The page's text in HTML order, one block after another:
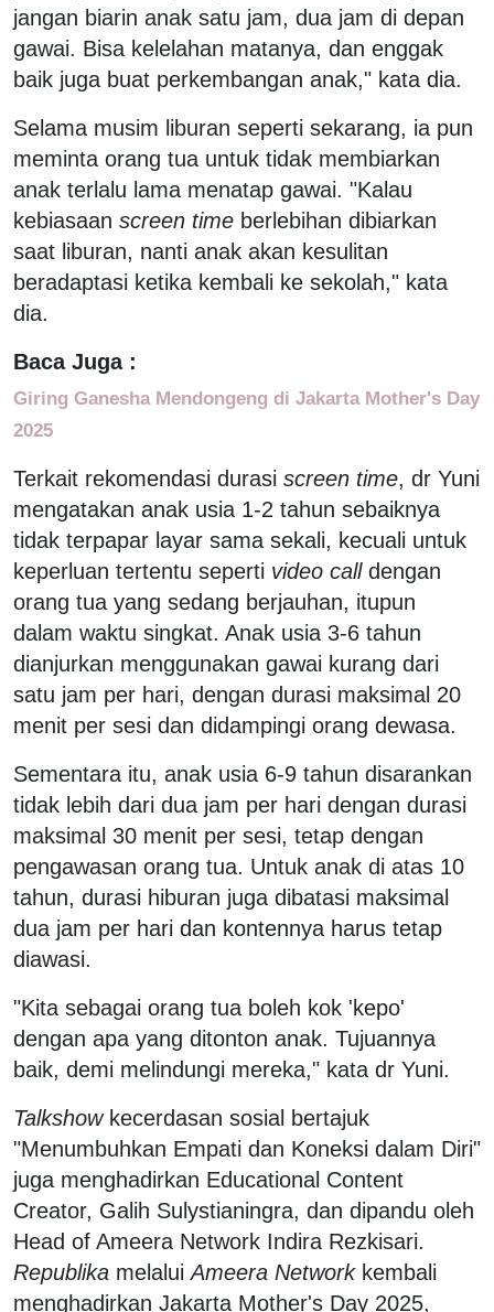
jangan biarin anak satu jam, dua jam di depan
gawai. Bisa kelelahan matanya, dan enggak
baik juga buat perkembangan anak," kata dia.
Selama musim liburan seperti sekarang, ia pun
meminta orang tua untuk tidak membiarkan
anak terlalu lama menatap gawai. "Kalau
kebiasaan screen time berlebihan dibiarkan
saat liburan, nanti anak akan kesulitan
beradaptasi ketika kembali ke sekolah," kata
dia.
Baca Juga :
Giring Ganesha Mendongeng di Jakarta Mother's Day
2025
Terkait rekomendasi durasi screen time, dr Yuni
mengatakan anak usia 1-2 tahun sebaiknya
tidak terpapar layar sama sekali, kecuali untuk
keperluan tertentu seperti video calldengan
orang tua yang sedang berjauhan, itupun
dalam waktu singkat. Anak usia 3-6 tahun
dianjurkan menggunakan gawai kurang dari
satu jam per hari, dengan durasi maksimal 20
menit per sesi dan didampingi orang dewasa.
Sementara itu, anak usia 6-9 tahun disarankan
tidak lebih dari dua jam per hari dengan durasi
maksimal 30 menit per sesi, tetap dengan
pengawasan orang tua. Untuk anak di atas 10
tahun, durasi hiburan juga dibatasi maksimal
dua jam per hari dan kontennya harus tetap
diawasi.
"Kita sebagai orang tua boleh kok 'kepo'
dengan apa yang ditonton anak. Tujuannya
baik, demi melindungi mereka," kata dr Yuni.
Talkshowkecerdasan sosial bertajuk
"Menumbuhkan Empati dan Koneksi dalam Diri"
juga menghadirkan Educational Content
Creator, Galih Sulystianingra, dan dipandu oleh
Head of Ameera Network Indira Rezkisari.
Republika melaluiAmeera Networkkembali
menghadirkan Jakarta Mother's Day 2025,